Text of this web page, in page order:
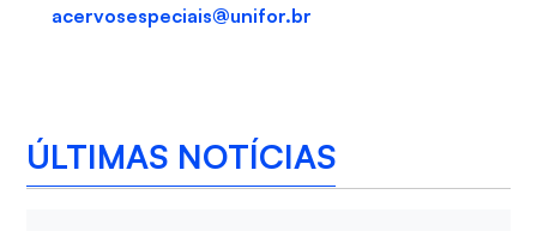
acervosespeciais@unifor.br
ÚLTIMAS NOTÍCIAS